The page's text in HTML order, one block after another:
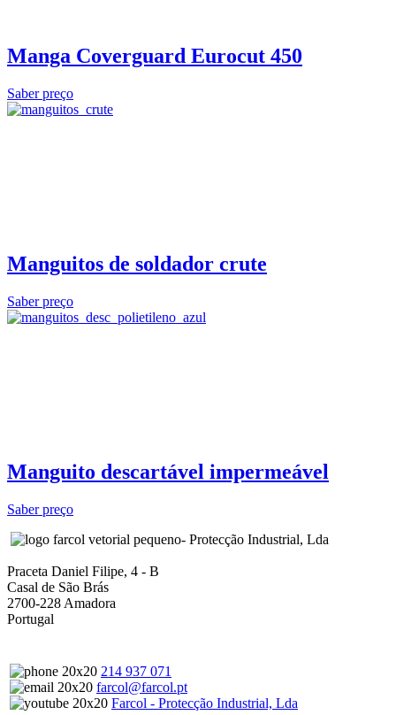
Manga Coverguard Eurocut 450
Saber preço
Manguitos de soldador crute
Saber preço
Manguito descartável impermeável
Saber preço
- Protecção Industrial, Lda
Praceta Daniel Filipe, 4 - B
Casal de São Brás
2700-228 Amadora
Portugal
214 937 071
farcol@farcol.pt
Farcol - Protecção Industrial, Lda